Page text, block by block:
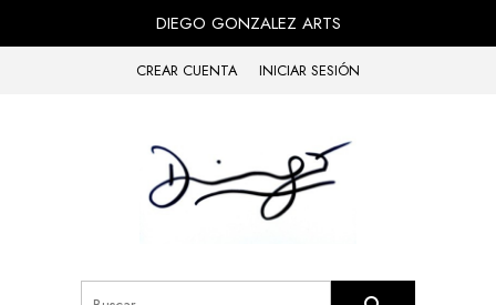
DIEGO GONZALEZ ARTS
CREAR CUENTA INICIAR SESIÓN